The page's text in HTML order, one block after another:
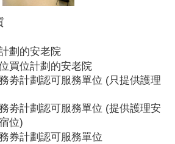
劃的安老院
買位計劃的安老院
劵計劃認可服務單位 (只提供護理
劵計劃認可服務單位 (提供護理安
位)
券計劃認可服務單位